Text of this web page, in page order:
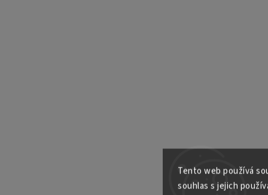
Tento web používá
souhlas s jejich